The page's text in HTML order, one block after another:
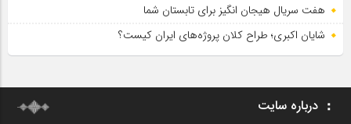
هفت سریال هیجان انگیز برای تابستان شما
شایان اکبری؛ طراح کلان پروژه‌های ایران کیست؟
درباره سایت